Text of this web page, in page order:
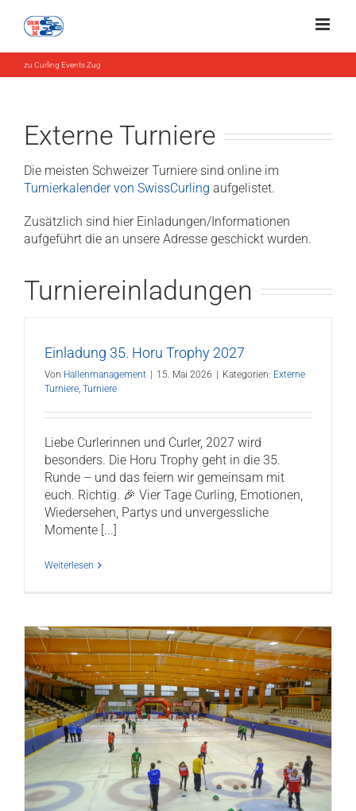
Inhalt
zu Curling Events Zug
Externe Turniere
Die meisten Schweizer Turniere sind online im
Turnierkalender von SwissCurling aufgelistet.
Zusätzlich sind hier Einladungen/Informationen
aufgeführt die an unsere Adresse geschickt wurden.
Turniereinladungen
Einladung 35. Horu Trophy 2027
Von Hallenmanagement 15. Mai 2026 Kategorien: Externe
Turniere, Turniere
Liebe Curlerinnen und Curler, 2027 wird
besonders. Die Horu Trophy geht in die 35.
Runde – und das feiern wir gemeinsam mit
euch. Richtig. 🎉 Vier Tage Curling, Emotionen,
Wiedersehen, Partys und unvergessliche
Momente [...]
Weiterlesen